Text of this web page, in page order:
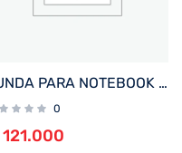
FUNDA PARA NOTEBOOK FTX SEDA-BR 14.1″ MARRON
0
121.000